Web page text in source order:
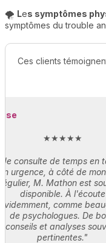
🌪️ Les symptômes
symptômes du trouble
Ces clients
Elise
★★★★★
"Je consulte de temps en
en urgence, à côté de
régulier, M. Mathon est
disponible. À l'écoute
évidemment, comme
de psychologues. De
conseils et analyses
pertinentes."